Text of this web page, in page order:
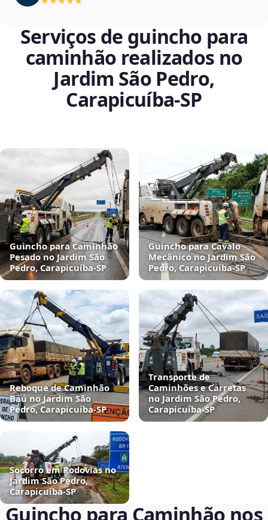
Serviços de guincho para
caminhão realizados no
Jardim São Pedro,
Carapicuíba‑SP
Guincho para Caminhão
Pesado no Jardim São
Pedro, Carapicuíba‑SP
Guincho para Cavalo
Mecânico no Jardim São
Pedro, Carapicuíba‑SP
Reboque de Caminhão
Baú no Jardim São
Pedro, Carapicuíba‑SP
Transporte de
Caminhões e Carretas
no Jardim São Pedro,
Carapicuíba‑SP
Socorro em Rodovias no
Jardim São Pedro,
Carapicuíba‑SP
Guincho para Caminhão nos